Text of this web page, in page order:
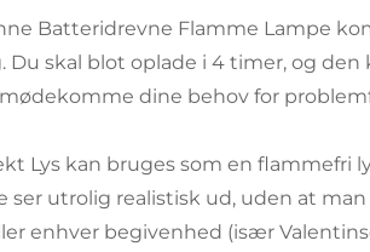
Batteridrevne Flamme Lampe
skal blot oplade i 4 timer, og den
dine behov for
Lys kan bruges som en flammefri
utrolig realistisk ud, uden at man
enhver begivenhed (især